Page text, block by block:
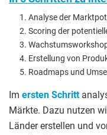
Analyse der
Scoring der
Erstellung von
Roadmaps und
Im ersten Schritt
Märkte. Dazu nutzen
Länder erstellen und